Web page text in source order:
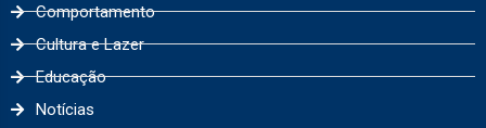
Comportamento
Cultura e Lazer
Educação
Notícias